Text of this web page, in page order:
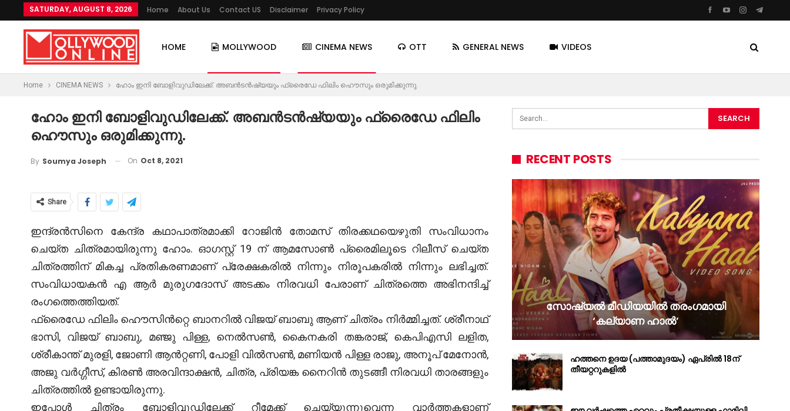
SATURDAY, AUGUST 8, 2026 Home About Us Contact US Disclaimer Privacy Policy
HOME MOLLYWOOD CINEMA NEWS OTT GENERAL NEWS VIDEOS
Home CINEMA NEWS ഹോം ഇനി ബോളിവുഡിലേക്ക്. അബൻടൻഷ്യയും ഫ്രൈഡേ ഫിലിം ഹൌസും ഒരുമിക്കുന്നു.
ഹോം ഇനി ബോളിവുഡിലേക്ക്. അബൻടൻഷ്യയും ഫ്രൈഡേ ഫിലിം
ഹൌസും ഒരുമിക്കുന്നു.
By Soumya Joseph On Oct 8, 2021
Share
ഇന്ദ്രൻസിനെ കേന്ദ്ര കഥാപാത്രമാക്കി റോജിൻ തോമസ് തിരക്കഥയെഴുതി സംവിധാനം
ചെയ്ത ചിത്രമായിരുന്നു ഹോം. ഓഗസ്റ്റ് 19 ന് ആമസോൺ പ്രൈമിലൂടെ റിലീസ് ചെയ്ത
ചിത്രത്തിന് മികച്ച പ്രതികരണമാണ് പ്രേക്ഷകരിൽ നിന്നും നിരൂപകരിൽ നിന്നും ലഭിച്ചത്.
സംവിധായകൻ എ ആർ മുരുഗദോസ് അടക്കം നിരവധി പേരാണ് ചിത്രത്തെ അഭിനന്ദിച്ച്
രംഗത്തെത്തിയത്.
ഫ്രൈഡേ ഫിലിം ഹൌസിൻറ്റെ ബാനറിൽ വിജയ് ബാബു ആണ് ചിത്രം നിർമ്മിച്ചത്. ശ്രീനാഥ്
ഭാസി, വിജയ് ബാബു, മഞ്ജു പിള്ള, നെൽസൺ, കൈനകരി തങ്കരാജ്, കെപിഎസി ലളിത,
ശ്രീകാന്ത് മുരളി, ജോണി ആൻറ്റണി, പോളി വിൽസൺ, മണിയൻ പിള്ള രാജു, അനൂപ് മേനോൻ,
അജു വർഗ്ഗീസ്, കിരൺ അരവിന്ദാക്ഷൻ, ചിത്ര, പ്രിയങ്ക നൈറിൻ തുടങ്ങീ നിരവധി താരങ്ങളും
ചിത്രത്തിൽ ഉണ്ടായിരുന്നു.
ഇപ്പോൾ ചിത്രം ബോളിവുഡിലേക്ക് റീമേക്ക് ചെയ്യുന്നുവെന്ന വാർത്തകളാണ്
RECENT POSTS
സോഷ്യൽ മീഡിയയിൽ തരംഗമായി
‘കല്യാണ ഹാൽ’
ഹത്തനെ ഉദയ (പത്താമുദയം) ഏപ്രിൽ 18ന്
തീയറ്ററുകളിൽ